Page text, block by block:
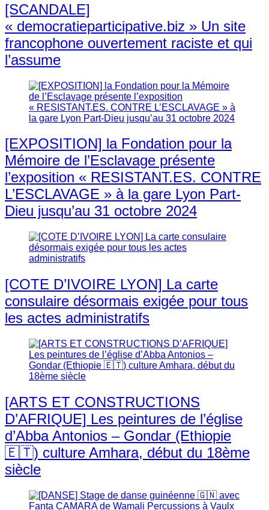
[SCANDALE]
« democratieparticipative.biz » Un site
francophone ouvertement raciste et qui
l’assume
[EXPOSITION] la Fondation pour la
Mémoire de l’Esclavage présente
l’exposition « RESISTANT.ES. CONTRE
L’ESCLAVAGE » à la gare Lyon Part-
Dieu jusqu’au 31 octobre 2024
[COTE D’IVOIRE LYON] La carte
consulaire désormais exigée pour tous
les actes administratifs
[ARTS ET CONSTRUCTIONS
D’AFRIQUE] Les peintures de l’église
d’Abba Antonios – Gondar (Ethiopie
🇪🇹) culture Amhara, début du 18ème
siècle